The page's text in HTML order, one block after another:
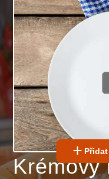
Krémový